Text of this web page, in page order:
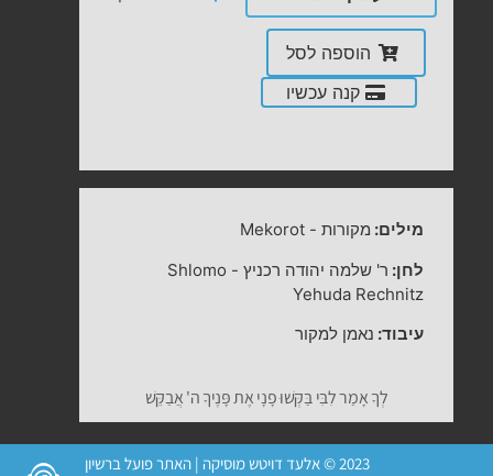
הוספה לסל
קנה עכשיו
מילים: מקורות -
Mekorot
לחן: ר' שלמה יהודה רכניץ -
Shlomo
Yehuda Rechnitz
עיבוד: נאמן למקור
לְךָ אָמַר לִבִּי בַּקְּשׁוּ פָנָי אֶת פָּנֶיךָ ה' אֲבַקֵּשׁ
2023 © אלעד דויטש מוסיקה | האתר פועל ברשיון